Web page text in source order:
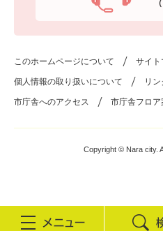
このホームページについて サイト
個人情報の取り扱いについて リ
市庁舎へのアクセス 市庁舎フロア
Copyright © Nara city.